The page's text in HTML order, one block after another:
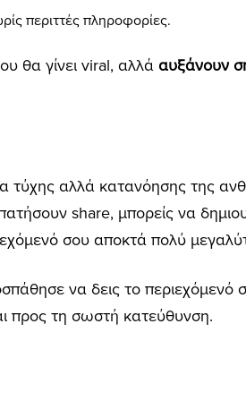
περιττές πληροφορίες.
θα γίνει viral, αλλά αυξάνουν
τύχης αλλά κατανόησης της
share, μπορείς να
σου αποκτά πολύ
να δεις το περιεχόμενό
προς τη σωστή κατεύθυνση.